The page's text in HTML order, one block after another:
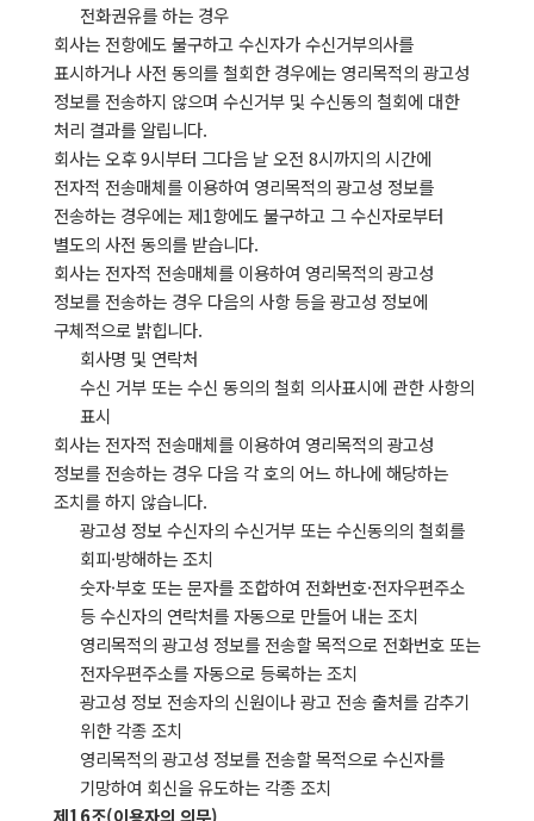
전화권유를 하는 경우
회사는 전항에도 불구하고 수신자가 수신거부의사를
표시하거나 사전 동의를 철회한 경우에는 영리목적의 광고성
정보를 전송하지 않으며 수신거부 및 수신동의 철회에 대한
처리 결과를 알립니다.
회사는 오후 9시부터 그다음 날 오전 8시까지의 시간에
전자적 전송매체를 이용하여 영리목적의 광고성 정보를
전송하는 경우에는 제1항에도 불구하고 그 수신자로부터
별도의 사전 동의를 받습니다.
회사는 전자적 전송매체를 이용하여 영리목적의 광고성
정보를 전송하는 경우 다음의 사항 등을 광고성 정보에
구체적으로 밝힙니다.
회사명 및 연락처
수신 거부 또는 수신 동의의 철회 의사표시에 관한 사항의
표시
회사는 전자적 전송매체를 이용하여 영리목적의 광고성
정보를 전송하는 경우 다음 각 호의 어느 하나에 해당하는
조치를 하지 않습니다.
광고성 정보 수신자의 수신거부 또는 수신동의의 철회를
회피·방해하는 조치
숫자·부호 또는 문자를 조합하여 전화번호·전자우편주소
등 수신자의 연락처를 자동으로 만들어 내는 조치
영리목적의 광고성 정보를 전송할 목적으로 전화번호 또는
전자우편주소를 자동으로 등록하는 조치
광고성 정보 전송자의 신원이나 광고 전송 출처를 감추기
위한 각종 조치
영리목적의 광고성 정보를 전송할 목적으로 수신자를
기망하여 회신을 유도하는 각종 조치
제16조(이용자의 의무)